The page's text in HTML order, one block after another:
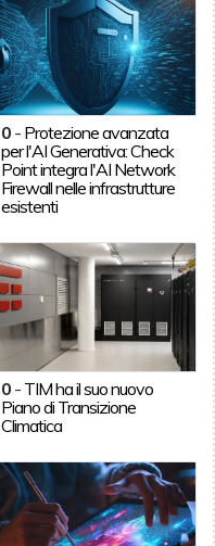
0 - Protezione avanzata
per l'AI Generativa: Check
Point integra l'AI Network
Firewall nelle infrastrutture
esistenti
0 - TIM ha il suo nuovo
Piano di Transizione
Climatica